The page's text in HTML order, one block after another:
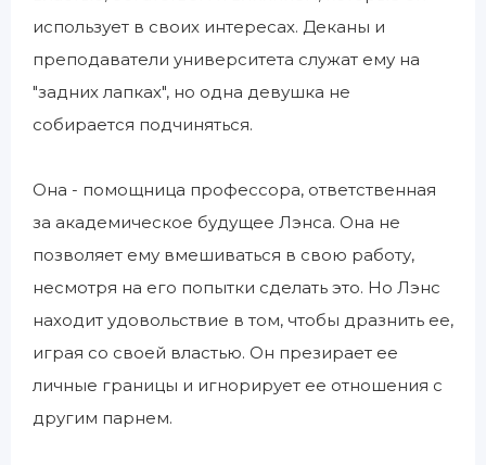
использует в своих интересах. Деканы и
преподаватели университета служат ему на
"задних лапках", но одна девушка не
собирается подчиняться.
Она - помощница профессора, ответственная
за академическое будущее Лэнса. Она не
позволяет ему вмешиваться в свою работу,
несмотря на его попытки сделать это. Но Лэнс
находит удовольствие в том, чтобы дразнить ее,
играя со своей властью. Он презирает ее
личные границы и игнорирует ее отношения с
другим парнем.